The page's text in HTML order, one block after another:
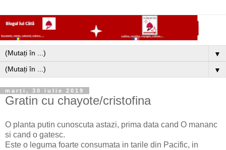
▼
▼
marți, 30 iulie 2019
Gratin cu chayote/cristofina
O planta putin cunoscuta astazi, prima data cand O mananc
si cand o gatesc.
Este o leguma foarte consumata in tarile din Pacific, in